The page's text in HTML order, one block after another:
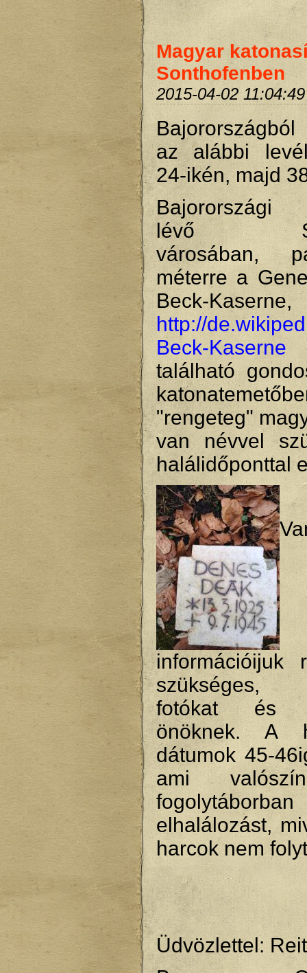
Magyar
Sonthofenben
2015-04-02 11:04:49
az alábbi
24-ikén, majd
Bajorországi
lévő
városában,
méterre a
Beck-Kaserne,
http://
Beck-Kaserne
található
"rengeteg"
van névvel
halálidőponttal
információijuk
szükséges,
fotókat és
önöknek. A
dátumok 45-
ami
elhalálozást,
harcok nem
Üdvözlettel: